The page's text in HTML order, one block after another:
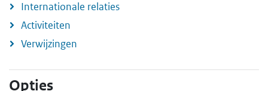
Internationale relaties
Activiteiten
Verwijzingen
Opties